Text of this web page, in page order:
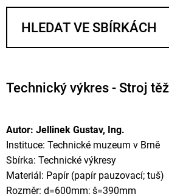
Technický výkres - Stroj
Autor: Jellinek Gustav, Ing.
Instituce: Technické muzeum v Brně
Sbírka: Technické výkresy
Materiál: Papír (papír pauzovací; tuš)
Rozměr: d=600mm; š=390mm